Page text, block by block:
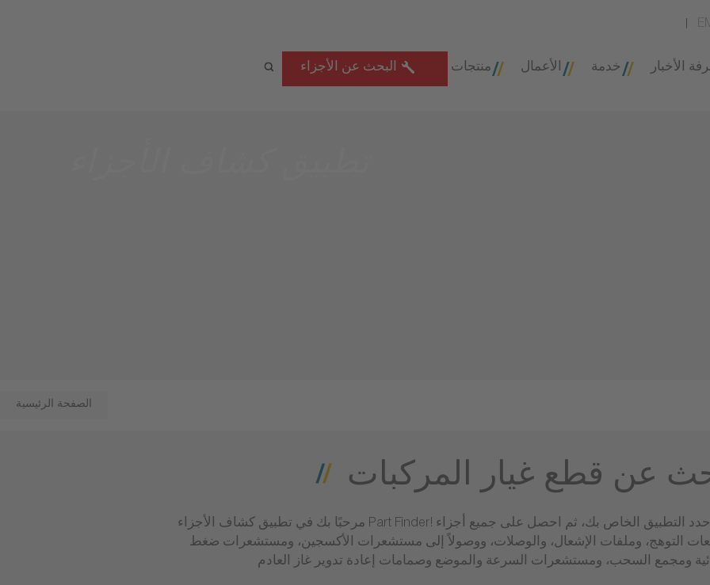
منتجات الأعمال خدمة الأخبار البحث عن الأجزاء
الصفحة الرئيسية
عن قطع غيار المركبات
مرحبًا بك في تطبيق كشاف الأجزاء Part Finder! من فضلك حدد التطبيق الخاص بك، ثم احصل على جميع أجزاء NGK وNTK المناسبة -
التوهج، وملفات الإشعال، والوصلات، ووصولاً إلى مستشعرات الأكسجين، ومستشعرات ضغط